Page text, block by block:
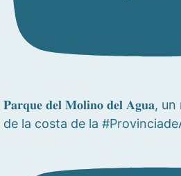
𝐏𝐚𝐫𝐪𝐮𝐞 𝐝𝐞𝐥 𝐌𝐨𝐥𝐢𝐧𝐨 𝐝𝐞𝐥 𝐀𝐠𝐮𝐚,
de la costa de la